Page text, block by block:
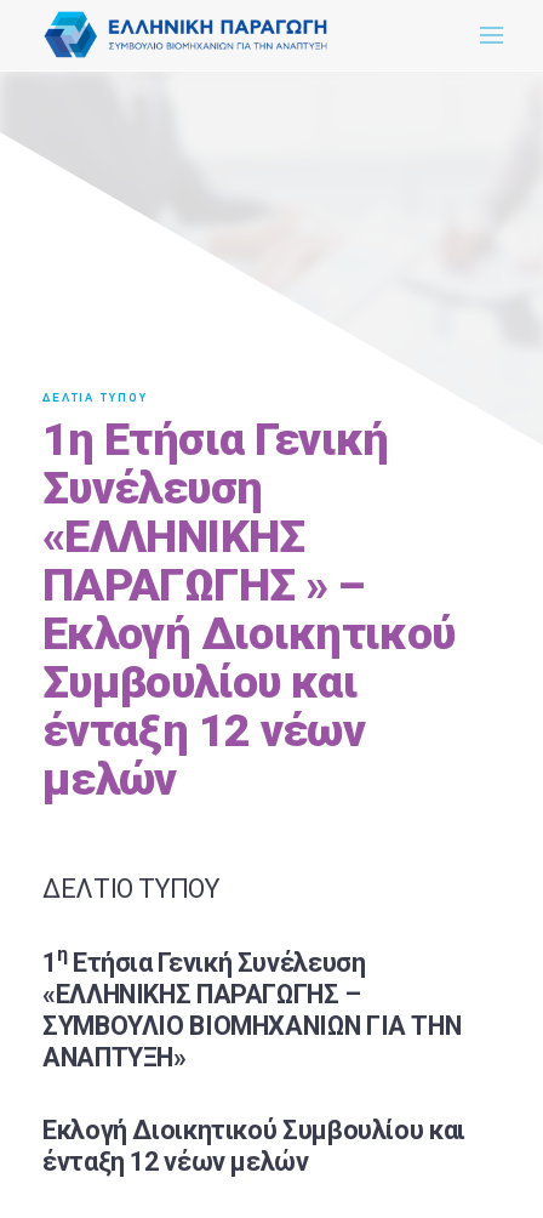
ΔΕΛΤΙΑ ΤΥΠΟΥ
1η Ετήσια Γενική
Συνέλευση
«ΕΛΛΗΝΙΚΗΣ
ΠΑΡΑΓΩΓΗΣ » –
Εκλογή Διοικητικού
Συμβουλίου και
ένταξη 12 νέων
μελών
ΔΕΛΤΙΟ ΤΥΠΟΥ
1 ηΕτήσια Γενική Συνέλευση
«ΕΛΛΗΝΙΚΗΣ ΠΑΡΑΓΩΓΗΣ –
ΣΥΜΒΟΥΛΙΟ ΒΙΟΜΗΧΑΝΙΩΝ ΓΙΑ ΤΗΝ
ΑΝΑΠΤΥΞΗ»
Εκλογή Διοικητικού Συμβουλίου και
ένταξη 12 νέων μελών